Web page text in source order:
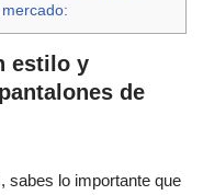
estilo y
de
sabes lo importante que